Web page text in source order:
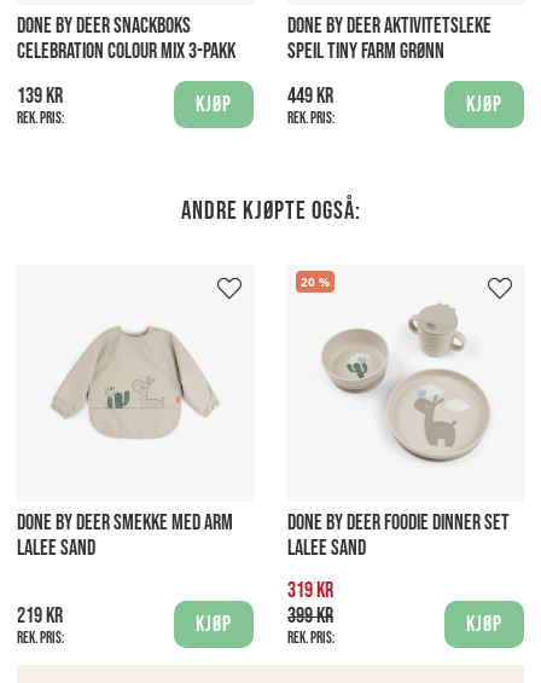
DONE BY DEER SNACKBOKS
CELEBRATION COLOUR MIX 3-PAKK
139 kr
Rek. pris:
Kjøp
DONE BY DEER AKTIVITETSLEKE
SPEIL TINY FARM GRØNN
449 kr
Rek. pris:
Kjøp
Andre kjøpte også:
DONE BY DEER SMEKKE MED ARM
LALEE SAND
219 kr
Rek. pris:
Kjøp
20
DONE BY DEER FOODIE DINNER SET
LALEE SAND
319 kr
399 kr
Rek. pris:
Kjøp